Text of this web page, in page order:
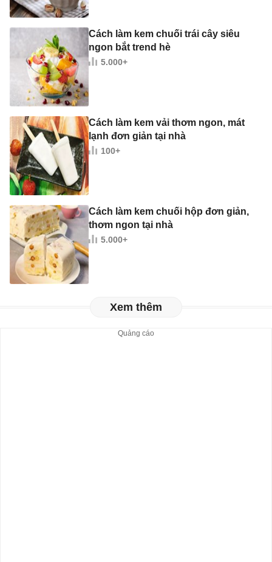
Cách làm kem chuối trái cây siêu
ngon bắt trend hè
5.000+
Cách làm kem vải thơm ngon, mát
lạnh đơn giản tại nhà
100+
Cách làm kem chuối hộp đơn giản,
thơm ngon tại nhà
5.000+
Xem thêm